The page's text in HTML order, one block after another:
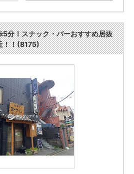
5分！スナック・バーおすすめ居抜
！！(8175)